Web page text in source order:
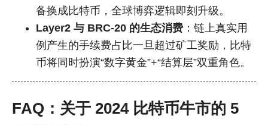
备换成比特币，全球博弈逻辑即刻升级。
Layer2 与 BRC-20 的生态消费 ：链上真实用
例产生的手续费占比一旦超过矿工奖励，比特
币将同时扮演“数字黄金”+“结算层”双重角色。
FAQ：关于 2024 比特币牛市的 5